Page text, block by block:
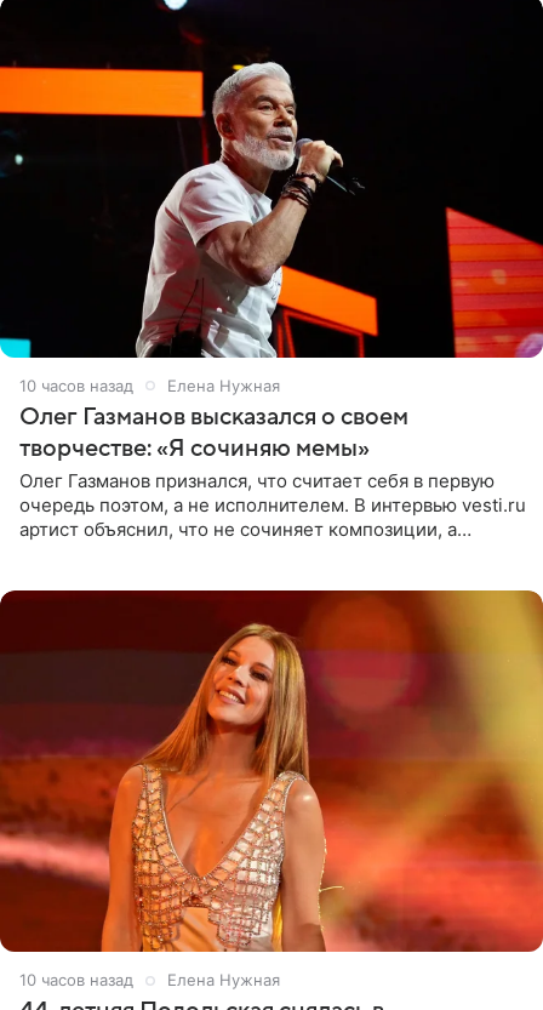
10 часов назад Елена Нужная
Олег Газманов высказался о своем
творчестве: «Я сочиняю мемы»
Олег Газманов признался, что считает себя в первую
очередь поэтом, а не исполнителем. В интервью vesti.ru
артист объяснил, что не сочиняет композиции, а
10 часов назад Елена Нужная